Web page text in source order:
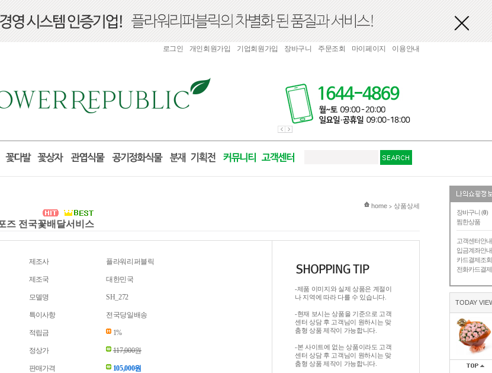
장바구니 (0)
찜한상품
고객센터안내
입금계좌안내
카드결제조회
전화카드결제
TODAY
로그인 개인회원가입 기업회원가입 장바구니 주문조회 마이페이지 이용안내
현재 위치
home > 상품상세
즈 전국꽃배달서비스
제조사 플라워리퍼블릭
제조국 대한민국
모델명 SH_272
특이사항 전국당일배송
적립금 1%
정상가 117,000원
판매가격 105,000원
-제품 이미지와 실제 상품은 계절이
나 지역에 따라 다를 수 있습니다.
-현재 보시는 상품을 기준으로 고객
센터 상담 후 고객님이 원하시는 맞
춤형 상품 제작이 가능합니다.
-본 사이트에 없는 상품이라도 고객
센터 상담 후 고객님이 원하시는 맞
춤형 상품 제작이 가능합니다.